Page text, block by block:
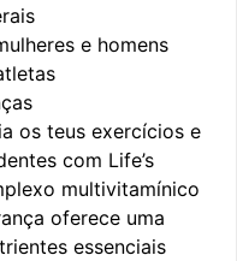
e homens
os teus exercícios e
com Life’s
multivitamínico
oferece uma
essenciais